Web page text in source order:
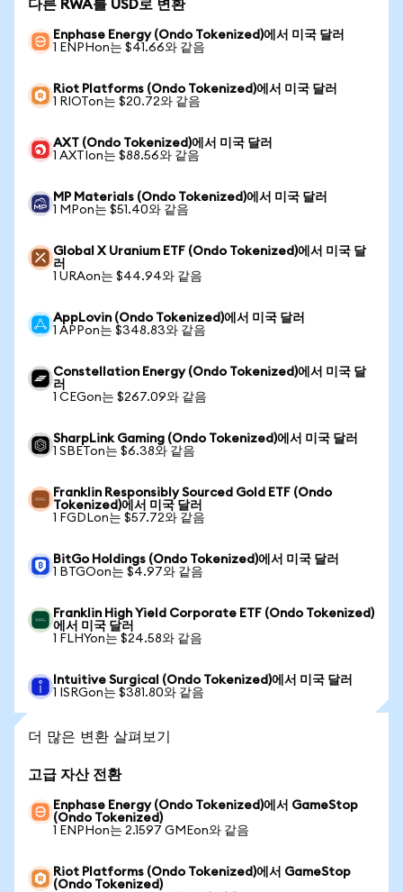
다른 RWA를 USD로 변환
Enphase Energy (Ondo Tokenized)에서 미국 달러
1 ENPHon는 $41.66와 같음
Riot Platforms (Ondo Tokenized)에서 미국 달러
1 RIOTon는 $20.72와 같음
AXT (Ondo Tokenized)에서 미국 달러
1 AXTIon는 $88.56와 같음
MP Materials (Ondo Tokenized)에서 미국 달러
1 MPon는 $51.40와 같음
Global X Uranium ETF (Ondo Tokenized)에서 미국 달
러
1 URAon는 $44.94와 같음
AppLovin (Ondo Tokenized)에서 미국 달러
1 APPon는 $348.83와 같음
Constellation Energy (Ondo Tokenized)에서 미국 달
러
1 CEGon는 $267.09와 같음
SharpLink Gaming (Ondo Tokenized)에서 미국 달러
1 SBETon는 $6.38와 같음
Franklin Responsibly Sourced Gold ETF (Ondo
Tokenized)에서 미국 달러
1 FGDLon는 $57.72와 같음
BitGo Holdings (Ondo Tokenized)에서 미국 달러
1 BTGOon는 $4.97와 같음
Franklin High Yield Corporate ETF (Ondo Tokenized)
에서 미국 달러
1 FLHYon는 $24.58와 같음
Intuitive Surgical (Ondo Tokenized)에서 미국 달러
1 ISRGon는 $381.80와 같음
더 많은 변환 살펴보기
고급 자산 전환
Enphase Energy (Ondo Tokenized)에서 GameStop
(Ondo Tokenized)
1 ENPHon는 2.1597 GMEon와 같음
Riot Platforms (Ondo Tokenized)에서 GameStop
(Ondo Tokenized)